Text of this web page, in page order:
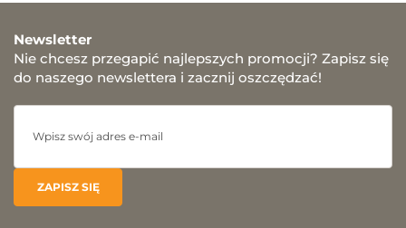
Newsletter
Nie chcesz przegapić najlepszych promocji? Zapisz się
do naszego newslettera i zacznij oszczędzać!